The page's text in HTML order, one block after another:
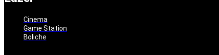
Cinema
Game Station
Boliche